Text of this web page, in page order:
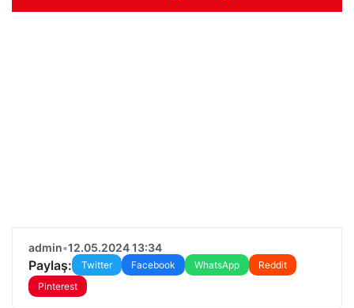
admin•12.05.2024 13:34
Paylaş: Twitter Facebook WhatsApp
Reddit
Pinterest